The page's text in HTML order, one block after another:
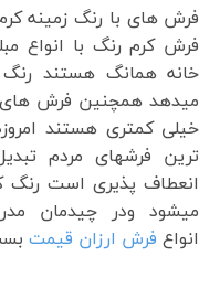
فرش های با رنگ زمینه
فرش کرم رنگ با انواع
خانه همانگ هستند رنگ
میدهد همچنین فرش های
خیلی کمتری هستند
ترین فرشهای مردم
انعطاف پذیری است
میشود ودر چیدمان
انواع فرش ارزان قیمت